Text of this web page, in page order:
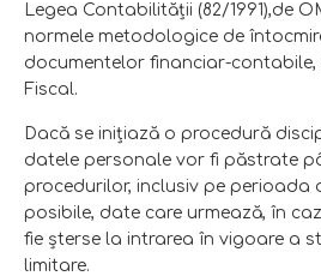
Legea Contabilității (82/1991),de
normele metodologice de
documentelor financiar-contabile,
Fiscal.
Dacă se iniţiază o procedură
datele personale vor fi păstrate
procedurilor, inclusiv pe perioada
posibile, date care urmează, în
fie şterse la intrarea în vigoare a
limitare.